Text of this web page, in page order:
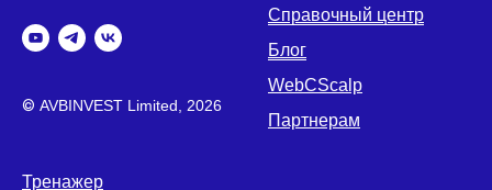
© AVBINVEST Limited, 2026
Справочный центр
Блог
WebCScalp
Партнерам
Тренажер